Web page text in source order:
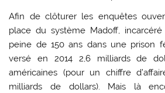
Afin de clôturer les enquêtes
place du système Madoff,
peine de 150 ans dans une prison
versé en 2014 2,6 milliards de
américaines (pour un chiffre
milliards de dollars). Mais là